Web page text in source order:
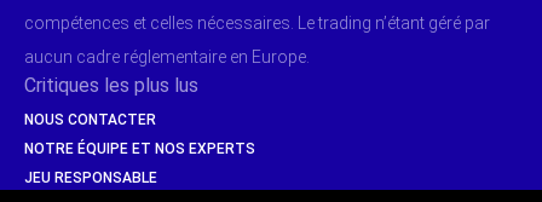
compétences et celles nécessaires. Le trading n’étant géré par
aucun cadre réglementaire en Europe.
Critiques les plus lus
NOUS CONTACTER
NOTRE ÉQUIPE ET NOS EXPERTS
JEU RESPONSABLE